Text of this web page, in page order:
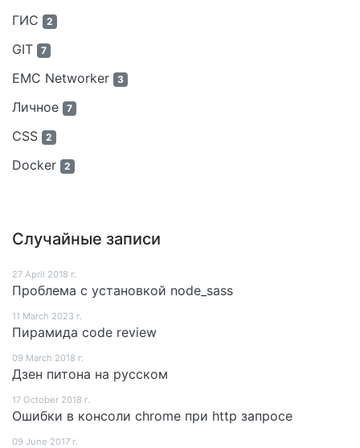
ГИС 2
GIT 7
EMC Networker 3
Личное 7
CSS 2
Docker 2
Случайные записи
27 April 2018 г.
Проблема с установкой node_sass
11 March 2023 г.
Пирамида code review
09 March 2018 г.
Дзен питона на русском
17 October 2018 г.
Ошибки в консоли chrome при http запросе
09 June 2017 г.